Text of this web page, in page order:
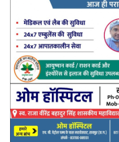
उपमुख्यमंत्री ने पुलिस विभाग को
हेल्पलाइन पर प्राप्त हर सूचना
सतर्कता बरतें और जल्द से जल्द